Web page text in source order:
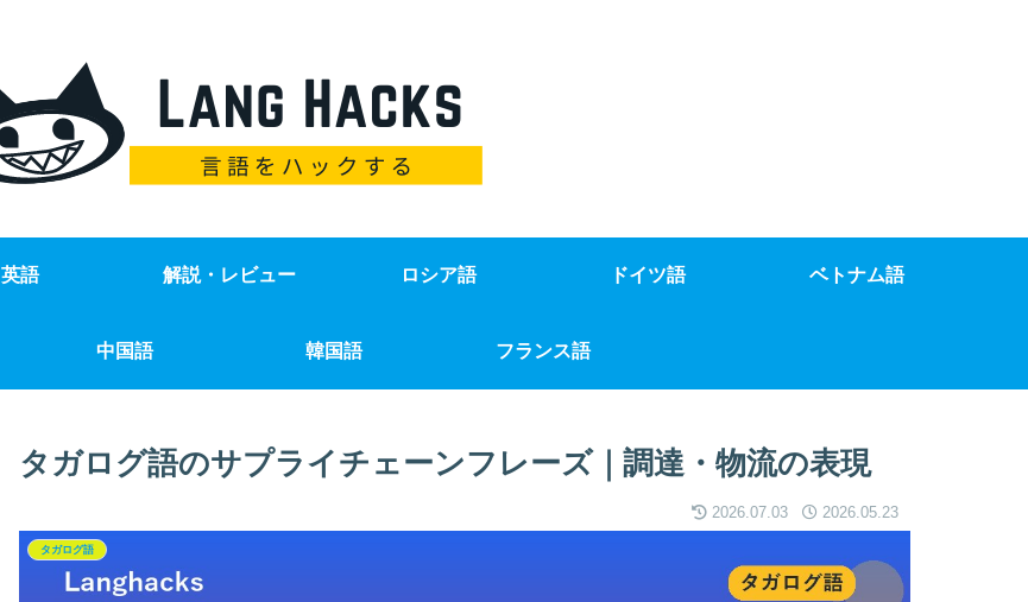
英語 解説・レビュー ロシア語 ドイツ語 ベトナム語
中国語 韓国語 フランス語
タガログ語のサプライチェーンフレーズ｜調達・物流の表現
2026.07.03 2026.05.23
タガログ語